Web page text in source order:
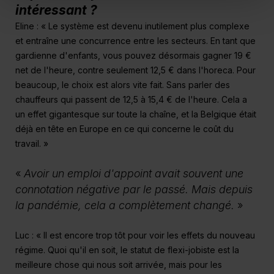
intéressant ?
Eline : « Le système est devenu inutilement plus complexe
et entraîne une concurrence entre les secteurs. En tant que
gardienne d'enfants, vous pouvez désormais gagner 19 €
net de l'heure, contre seulement 12,5 € dans l'horeca. Pour
beaucoup, le choix est alors vite fait. Sans parler des
chauffeurs qui passent de 12,5 à 15,4 € de l'heure. Cela a
un effet gigantesque sur toute la chaîne, et la Belgique était
déjà en tête en Europe en ce qui concerne le coût du
travail. »
« Avoir un emploi d'appoint avait souvent une
connotation négative par le passé. Mais depuis
la pandémie, cela a complètement changé. »
Luc : « Il est encore trop tôt pour voir les effets du nouveau
régime. Quoi qu'il en soit, le statut de flexi-jobiste est la
meilleure chose qui nous soit arrivée, mais pour les